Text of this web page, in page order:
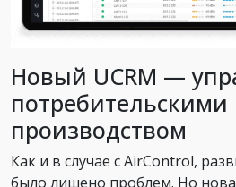
Новый UCRM —
потребительскими
производством
Как и в случае с AirControl,
было лишено проблем. Но